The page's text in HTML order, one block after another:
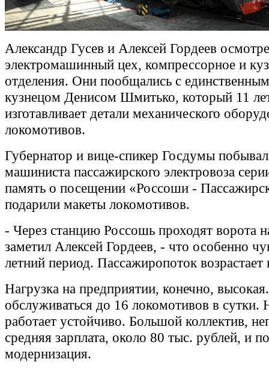
Александр Гусев и Алексей Гордеев
электромашинный цех, компрессорное и
отделения. Они пообщались с
кузнецом Денисом Шмитько, который 11
изготавливает детали механического
локомотивов.
Губернатор и вице-спикер Госдумы
машиниста пассажирского электровоза
память о посещении «Россоши -
подарили макеты локомотивов.
- Через станцию Россошь проходят ворота
заметил Алексей Гордеев, - что особенно
летний период. Пассажиропоток возрастает
Нагрузка на предприятии, конечно,
обслуживаться до 16 локомотивов в сутки.
работает устойчиво. Большой коллектив,
средняя зарплата, около 80 тыс. рублей, и
модернизация.